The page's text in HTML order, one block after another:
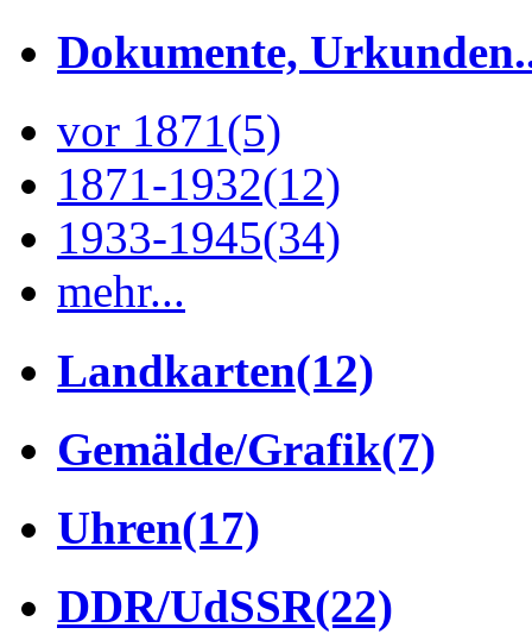
Dokumente,
vor 1871(5)
1871-1932(12)
1933-1945(34)
mehr...
Landkarten(12)
Gemälde/Grafik(7)
Uhren(17)
DDR/UdSSR(22)